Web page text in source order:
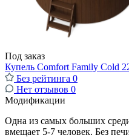
Под заказ
Купель Comfort Family Cold
Без рейтинга 0
Нет отзывов 0
Модификации
Одна из самых больших
вмещает 5-7 человек. Без